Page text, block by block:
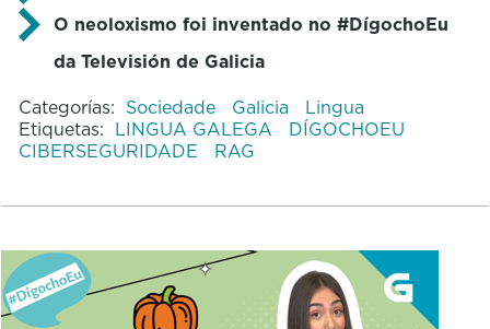
O neoloxismo foi inventado no #DígochoEu
da Televisión de Galicia
Categorías: Sociedade Galicia
Lingua
Etiquetas: LINGUA GALEGA
DÍGOCHOEU
CIBERSEGURIDADE
RAG